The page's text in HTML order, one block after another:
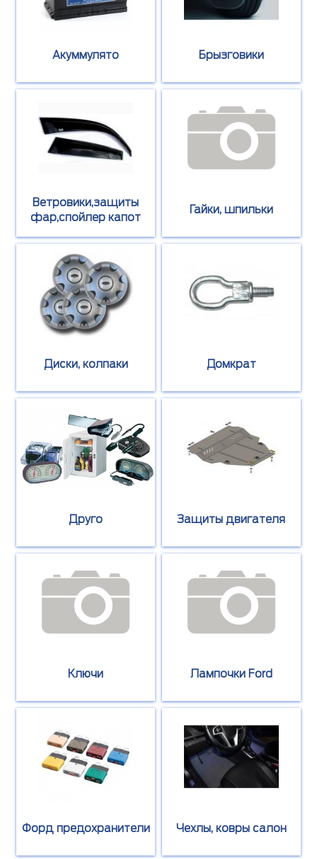
Акуммулято Брызговики
Ветровики,защиты
фар,спойлер капот
Гайки, шпильки
Диски, колпаки Домкрат
Друго Защиты двигателя
Ключи Лампочки Ford
Форд предохранители Чехлы, ковры салон